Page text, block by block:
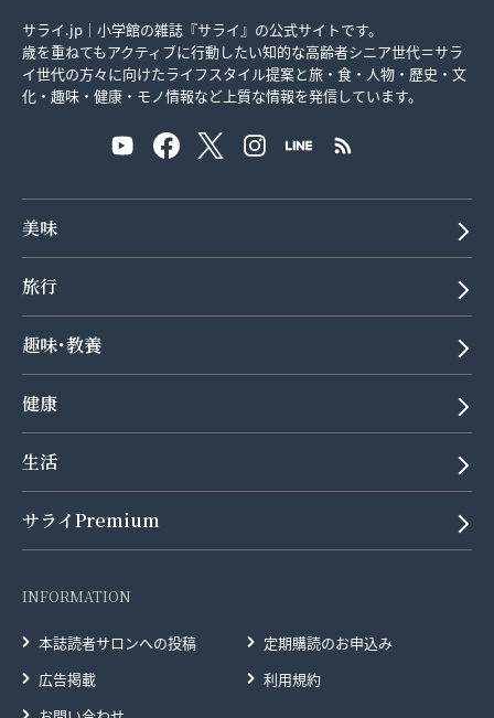
サライ.jp｜小学館の雑誌『サライ』の公式サイトです。
歳を重ねてもアクティブに行動したい知的な高齢者シニア世代＝サラ
イ世代の方々に向けたライフスタイル提案と旅・食・人物・歴史・文
化・趣味・健康・モノ情報など上質な情報を発信しています。
美味
旅行
趣味･教養
健康
生活
サライPremium
INFORMATION
本誌読者サロンへの投稿
定期購読のお申込み
広告掲載
利用規約